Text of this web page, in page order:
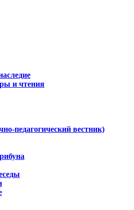
и чтения
педагогический вестник)